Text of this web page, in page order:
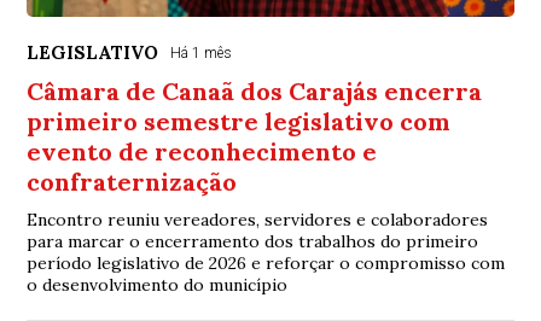
LEGISLATIVO Há 1 mês
Câmara de Canaã dos Carajás encerra
primeiro semestre legislativo com
evento de reconhecimento e
confraternização
Encontro reuniu vereadores, servidores e colaboradores
para marcar o encerramento dos trabalhos do primeiro
período legislativo de 2026 e reforçar o compromisso com
o desenvolvimento do município